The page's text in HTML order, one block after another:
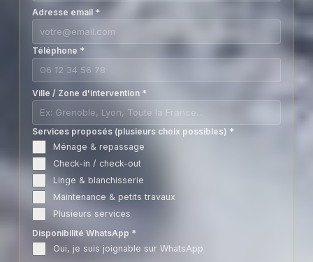
Adresse email *
Téléphone *
Ville / Zone d'intervention *
Services proposés (plusieurs choix possibles) *
Ménage & repassage
Check-in / check-out
Linge & blanchisserie
Maintenance & petits travaux
Plusieurs services
Disponibilité WhatsApp *
Oui, je suis joignable sur WhatsApp